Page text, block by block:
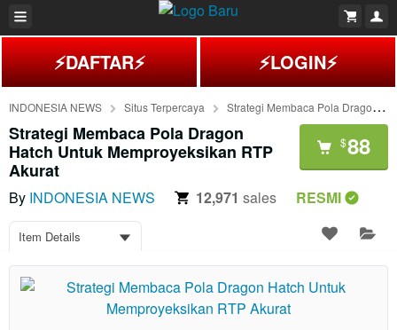
⚡DAFTAR⚡ ⚡LOGIN⚡
INDONESIA NEWS Situs Terpercaya Strategi Membaca Pola Dragon Hatch Untuk Memproyeksikan RTP Akurat
Strategi Membaca Pola Dragon
Hatch Untuk Memproyeksikan RTP
Akurat
$88
By INDONESIA NEWS 12,971 sales RESMI
Item Details